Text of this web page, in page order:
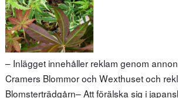
– Inlägget innehåller reklam genom
Cramers Blommor och Wexthuset och
Blomsterträdgårn– Att förälska sig i